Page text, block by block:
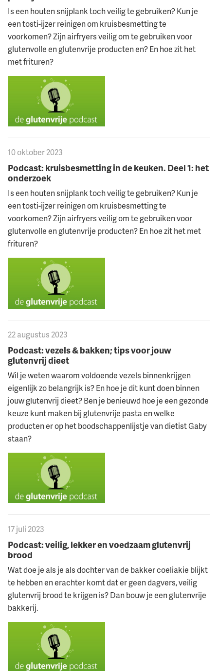
Is een houten snijplank toch veilig te gebruiken? Kun je
een tosti-ijzer reinigen om kruisbesmetting te
voorkomen? Zijn airfryers veilig om te gebruiken voor
glutenvolle en glutenvrije producten en? En hoe zit het
met frituren?
10 oktober 2023
Podcast: kruisbesmetting in de keuken. Deel 1: het
onderzoek
Is een houten snijplank toch veilig te gebruiken? Kun je
een tosti-ijzer reinigen om kruisbesmetting te
voorkomen? Zijn airfryers veilig om te gebruiken voor
glutenvolle en glutenvrije producten? En hoe zit het met
frituren?
22 augustus 2023
Podcast: vezels & bakken; tips voor jouw
glutenvrij dieet
Wil je weten waarom voldoende vezels binnenkrijgen
eigenlijk zo belangrijk is? En hoe je dit kunt doen binnen
jouw glutenvrij dieet? Ben je benieuwd hoe je een gezonde
keuze kunt maken bij glutenvrije pasta en welke
producten er op het boodschappenlijstje van dietist Gaby
staan?
17 juli 2023
Podcast: veilig, lekker en voedzaam glutenvrij
brood
Wat doe je als je als dochter van de bakker coeliakie blijkt
te hebben en erachter komt dat er geen dagvers, veilig
glutenvrij brood te krijgen is? Dan bouw je een glutenvrije
bakkerij.